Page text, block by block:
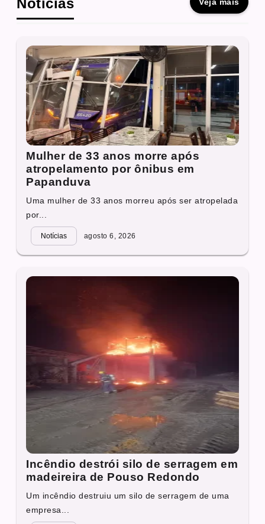
Notícias Veja mais
Mulher de 33 anos morre após
atropelamento por ônibus em
Papanduva
Uma mulher de 33 anos morreu após ser atropelada
por...
Notícias agosto 6, 2026
Incêndio destrói silo de serragem em
madeireira de Pouso Redondo
Um incêndio destruiu um silo de serragem de uma
empresa...